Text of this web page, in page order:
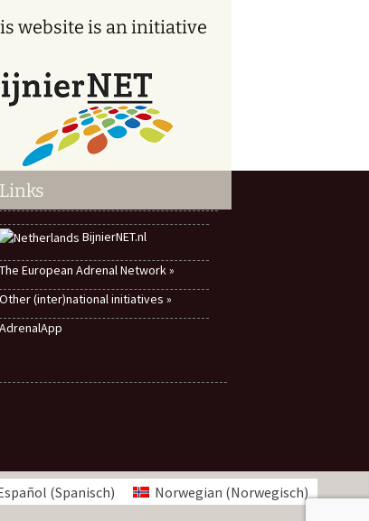
website is an initiative
Links
BijnierNET.nl
The European Adrenal Network »
Other (inter)national initiatives »
AdrenalApp
(Spanisch) Norwegian (Norwegisch)